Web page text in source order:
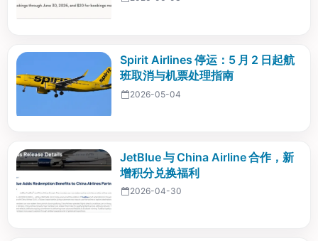
Spirit Airlines 停运：5 月 2 日起航
班取消与机票处理指南
2026-05-04
JetBlue 与 China Airline 合作，新
增积分兑换福利
2026-04-30